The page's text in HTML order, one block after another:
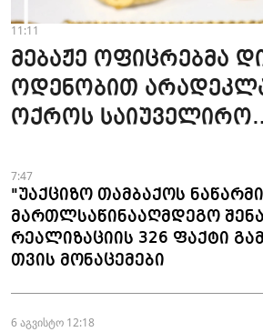
11:11
მებაჟე ოფიცრებმა
ოდენობით
ოქროს საიუველირო
ფაქტები აღკვეთეს
7:47
"უაქციზო თამბაქოს
მართლსაწინააღმდეგო
რეალიზაციის 326 ფაქტი
თვის მონაცემები
6 აგვისტო 12:18